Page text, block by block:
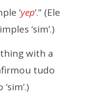
‘yep‘.” (Ele
‘sim’.)
with a
tudo